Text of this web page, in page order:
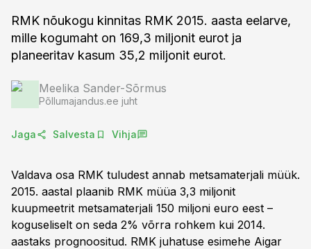
RMK nõukogu kinnitas RMK 2015. aasta eelarve,
mille kogumaht on 169,3 miljonit eurot ja
planeeritav kasum 35,2 miljonit eurot.
Meelika Sander-Sõrmus
Põllumajandus.ee juht
Jaga Salvesta Vihja
Valdava osa RMK tuludest annab metsamaterjali müük.
2015. aastal plaanib RMK müüa 3,3 miljonit
kuupmeetrit metsamaterjali 150 miljoni euro eest –
koguseliselt on seda 2% võrra rohkem kui 2014.
aastaks prognoositud. RMK juhatuse esimehe Aigar